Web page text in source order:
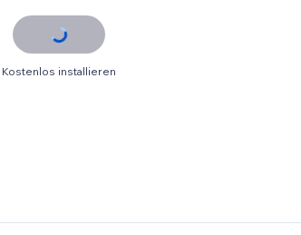
Kostenlos installieren